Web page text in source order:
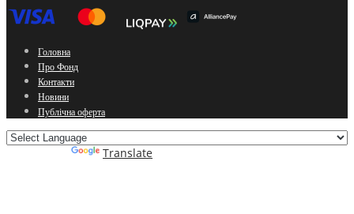
Головна
Про Фонд
Контакти
Новини
Публічна оферта
Translate